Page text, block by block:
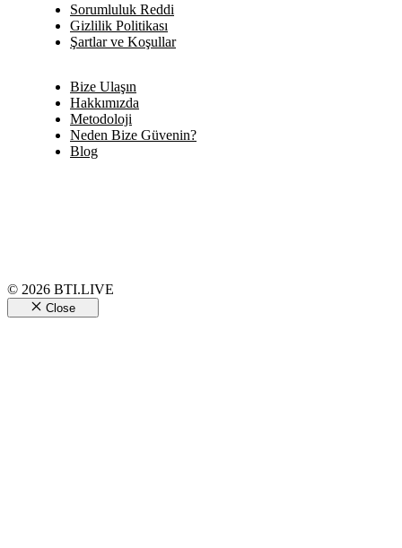
Sorumluluk Reddi
Gizlilik Politikası
Şartlar ve Koşullar
Bize Ulaşın
Hakkımızda
Metodoloji
Neden Bize Güvenin?
Blog
© 2026 BTI.LIVE
Close